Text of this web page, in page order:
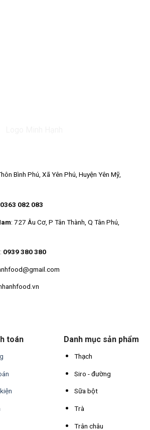
Bình Phú, Xã Yên Phú, Huyện Yên Mỹ,
0363 082 083
: 727 Âu Cơ, P Tân Thành, Q Tân Phú,
: 0939 380 380
toán Danh mục sản phẩm
Thạch
Siro - đường
Sữa bột
Trà
Trân châu